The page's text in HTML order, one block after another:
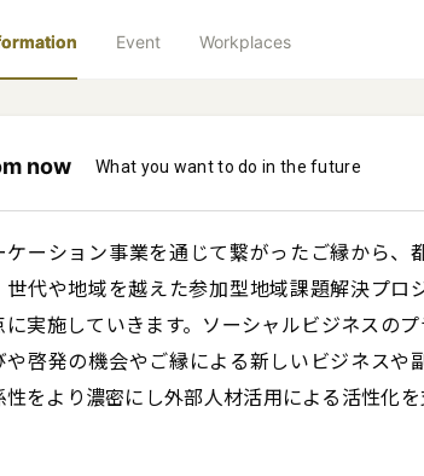
Event Workplaces
now What you want to do in the future
ケーション事業を通じて繋がったご縁から
世代や地域を越えた参加型地域課題解決プロ
に実施していきます。ソーシャルビジネスの
や啓発の機会やご縁による新しいビジネスや
性をより濃密にし外部人材活用による活性化を